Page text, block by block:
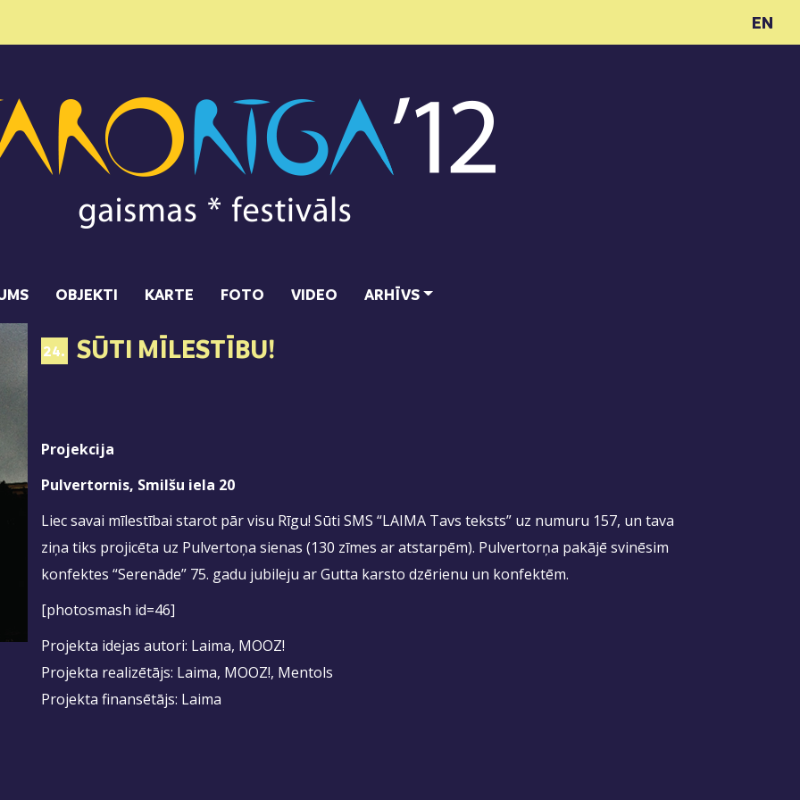
EN
OBJEKTI KARTE FOTO VIDEO ARHĪVS
24. SŪTI MĪLESTĪBU!
Projekcija
Pulvertornis, Smilšu iela 20
Liec savai mīlestībai starot pār visu Rīgu! Sūti SMS “LAIMA Tavs teksts” uz numuru 157, un tava
ziņa tiks projicēta uz Pulvertoņa sienas (130 zīmes ar atstarpēm). Pulvertorņa pakājē svinēsim
konfektes “Serenāde” 75. gadu jubileju ar Gutta karsto dzērienu un konfektēm.
[photosmash id=46]
Projekta idejas autori: Laima, MOOZ!
Projekta realizētājs: Laima, MOOZ!, Mentols
Projekta finansētājs: Laima